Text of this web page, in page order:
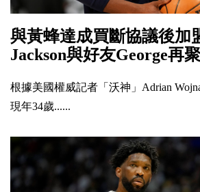
與黃蜂達成買斷協議後加
Jackson與好友George再
根據美國權威記者「沃神」Adrian
現年34歲......